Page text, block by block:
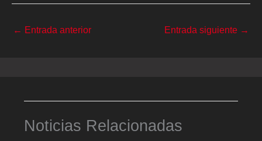
← Entrada anterior Entrada siguiente →
Noticias Relacionadas